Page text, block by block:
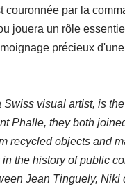
couronnée par la
jouera un rôle
précieux
Swiss visual artist, is
Phalle, they both
recycled objects and
in the history of public
Jean Tinguely,